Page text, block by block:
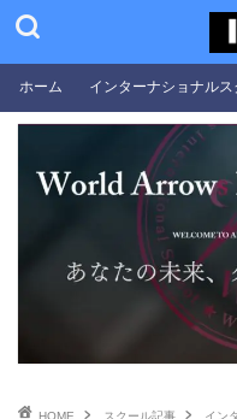
ホーム インターナショナルス
HOME スクール記事 イン